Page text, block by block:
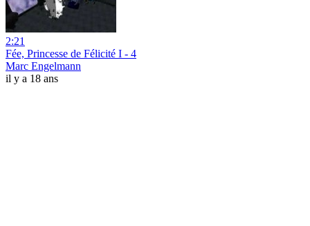
2:21
Fée, Princesse de Félicité I - 4
Marc Engelmann
il y a 18 ans